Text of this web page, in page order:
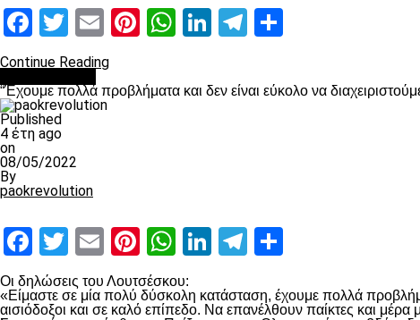
Facebook
Twitter
EmailPinterest
WhatsApp
LinkedIn
Telegram
Continue Reading
“Έχουμε πολλά προβλήματα και δεν είναι εύκολο να
Published
4 έτη ago
on
08/05/2022
By
paokrevolution
Facebook
Twitter
EmailPinterest
WhatsApp
LinkedIn
Telegram
Οι δηλώσεις του Λουτσέσκου:
«Είμαστε σε μία πολύ δύσκολη κατάσταση, έχουμε πολλά
αισιόδοξοι και σε καλό επίπεδο. Να επανέλθουν παίκτες και